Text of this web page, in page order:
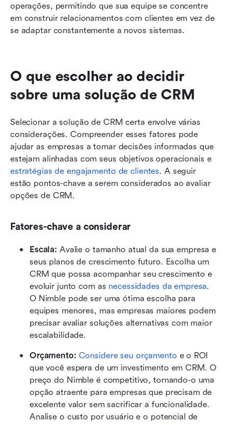
operações, permitindo que sua equipe se concentre
em construir relacionamentos com clientes em vez de
se adaptar constantemente a novos sistemas.
O que escolher ao decidir
sobre uma solução de CRM
Selecionar a solução de CRM certa envolve várias
considerações. Compreender esses fatores pode
ajudar as empresas a tomar decisões informadas que
estejam alinhadas com seus objetivos operacionais e
estratégias de engajamento de clientes. A seguir
estão pontos-chave a serem considerados ao avaliar
opções de CRM.
Fatores-chave a considerar
Escala: Avalie o tamanho atual da sua empresa e
seus planos de crescimento futuro. Escolha um
CRM que possa acompanhar seu crescimento e
evoluir junto com as necessidades da empresa.
O Nimble pode ser uma ótima escolha para
equipes menores, mas empresas maiores podem
precisar avaliar soluções alternativas com maior
escalabilidade.
Orçamento: Considere seu orçamento e o ROI
que você espera de um investimento em CRM. O
preço do Nimble é competitivo, tornando-o uma
opção atraente para empresas que precisam de
excelente valor sem sacrificar a funcionalidade.
Analise o custo por usuário e o potencial de